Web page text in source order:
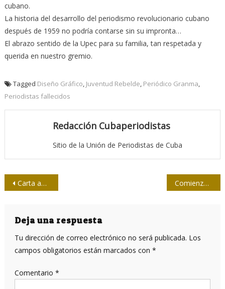
cubano.
La historia del desarrollo del periodismo revolucionario cubano
después de 1959 no podría contarse sin su impronta…
El abrazo sentido de la Upec para su familia, tan respetada y
querida en nuestro gremio.
Tagged Diseño Gráfico Juventud Rebelde Periódico Granma
Periodistas fallecidos
Redacción Cubaperiodistas
Sitio de la Unión de Periodistas de Cuba
Navegación
entradas
Carta abierta de intelectuales, artistas, académicos y estudiantes universitarios mexicanos en apoyo a Cuba Comienza el XXXIV Torneo Provincial del Softball de la Prensa
Deja una respuesta
Tu dirección de correo electrónico no será publicada. Los
campos obligatorios están marcados con *
Comentario *